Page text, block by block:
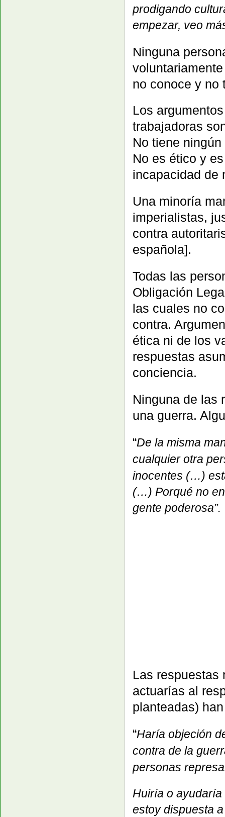
prodigando
empezar, veo
Ninguna
no conoce y no
Los
trabajadoras
No tiene
No es ético y
incapacidad de
Una minoría
imperialistas,
contra
española].
Todas las
Obligación
las cuales no
contra.
ética ni de los
respuestas
conciencia.
Ninguna de las
una guerra.
“De la misma
cualquier otra
inocentes (…)
(…) Porqué no
gente poderosa”.
Las respuestas
actuarías al
planteadas)
“Haría objeción
contra de la
personas
Huiría o
estoy dispuesta